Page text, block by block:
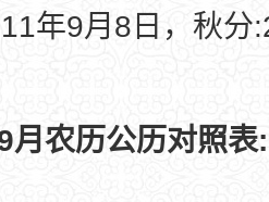
年9月8日，秋分
月农历公历对照表: